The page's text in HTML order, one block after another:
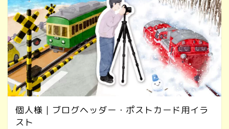
個人様｜ブログヘッダー・ポストカード用イラ
スト